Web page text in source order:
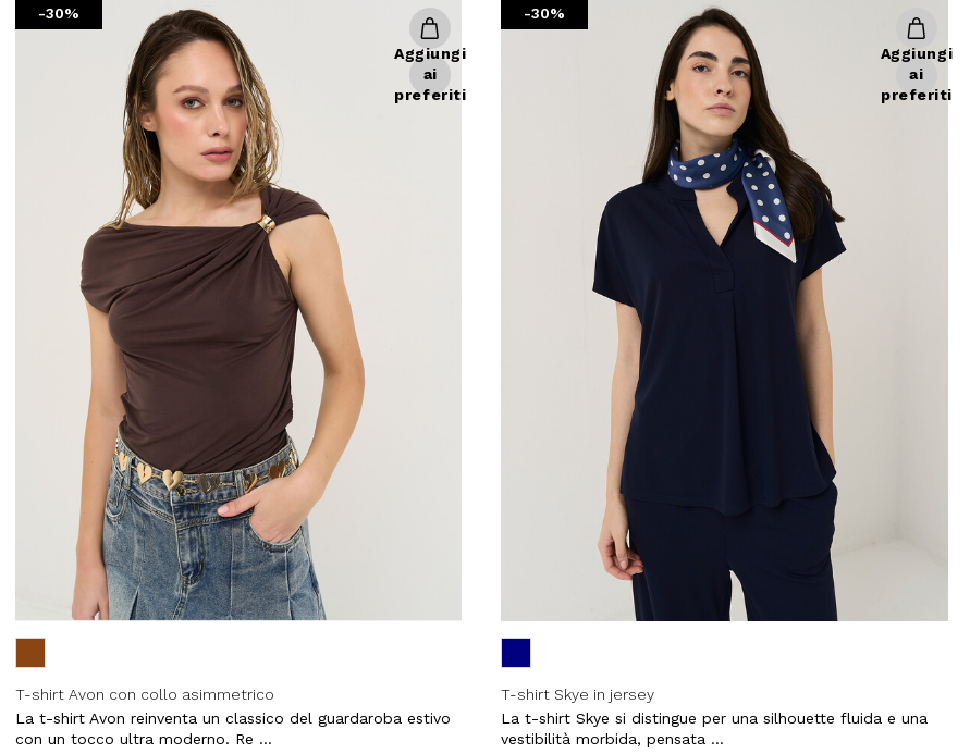
-30%
Aggiungi
ai
preferiti
T-shirt Avon con collo asimmetrico
La t-shirt Avon reinventa un classico del guardaroba estivo
con un tocco ultra moderno. Re ...
-30%
Aggiungi
ai
preferiti
T-shirt Skye in jersey
La t-shirt Skye si distingue per una silhouette fluida e una
vestibilità morbida, pensata ...
Chiudi
acquisto!
Italia e accedi
offerte riservate.
confermi di aver letto e
e il nostro Regolamento
E SI APPLICANO LE NORME SULLA